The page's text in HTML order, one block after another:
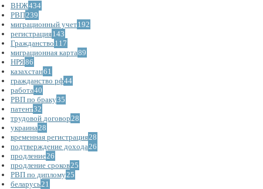
ВНЖ434
РВП239
миграционный учет192
регистрация143
Гражданство 117
миграционная карта89
НРЯ86
казахстан61
гражданство рф44
работа40
РВП по браку35
патент32
трудовой договор 28
украина 28
временная регистрация28
подтверждение дохода 26
продление26
продление сроков25
РВП по диплому25
беларусь21